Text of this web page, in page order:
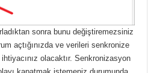
sonra bunu değiştiremezsiniz
açtığınızda ve verileri senkronize
ihtiyacınız olacaktır.Senkronizasyon